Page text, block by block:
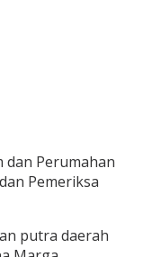
dan Perumahan
Pemeriksa
putra daerah